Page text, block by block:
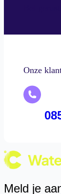
Onze
Meld je